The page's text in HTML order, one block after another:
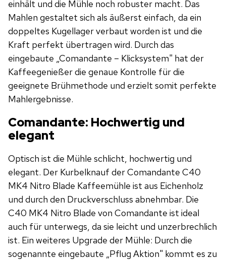
einhält und die Mühle noch robuster macht. Das
Mahlen gestaltet sich als äußerst einfach, da ein
doppeltes Kugellager verbaut worden ist und die
Kraft perfekt übertragen wird. Durch das
eingebaute „Comandante – Klicksystem" hat der
Kaffeegenießer die genaue Kontrolle für die
geeignete Brühmethode und erzielt somit perfekte
Mahlergebnisse.
Comandante: Hochwertig und
elegant
Optisch ist die Mühle schlicht, hochwertig und
elegant. Der Kurbelknauf der Comandante C40
MK4 Nitro Blade Kaffeemühle ist aus Eichenholz
und durch den Druckverschluss abnehmbar. Die
C40 MK4 Nitro Blade von Comandante ist ideal
auch für unterwegs, da sie leicht und unzerbrechlich
ist. Ein weiteres Upgrade der Mühle: Durch die
sogenannte eingebaute „Pflug Aktion" kommt es zu